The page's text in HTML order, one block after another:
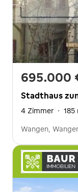
695.000
Stadthaus
4 Zimmer · 185
Wangen,